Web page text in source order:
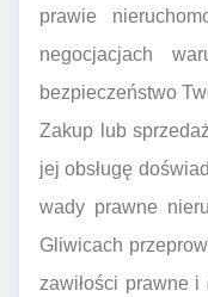
prawie
negocjacjach
bezpieczeństwo
Zakup lub
jej obsługę
wady prawne
Gliwicach
zawiłości prawne